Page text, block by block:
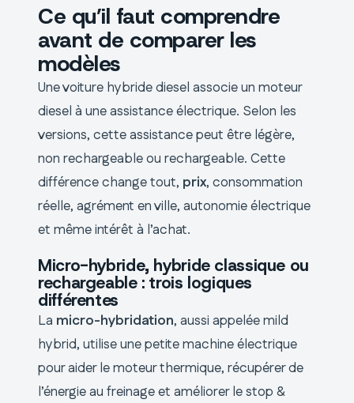
Ce qu’il faut comprendre
avant de comparer les
modèles
Une voiture hybride diesel associe un moteur
diesel à une assistance électrique. Selon les
versions, cette assistance peut être légère,
non rechargeable ou rechargeable. Cette
différence change tout, prix, consommation
réelle, agrément en ville, autonomie électrique
et même intérêt à l’achat.
Micro-hybride, hybride classique ou
rechargeable : trois logiques
différentes
La micro-hybridation, aussi appelée mild
hybrid, utilise une petite machine électrique
pour aider le moteur thermique, récupérer de
l’énergie au freinage et améliorer le stop &